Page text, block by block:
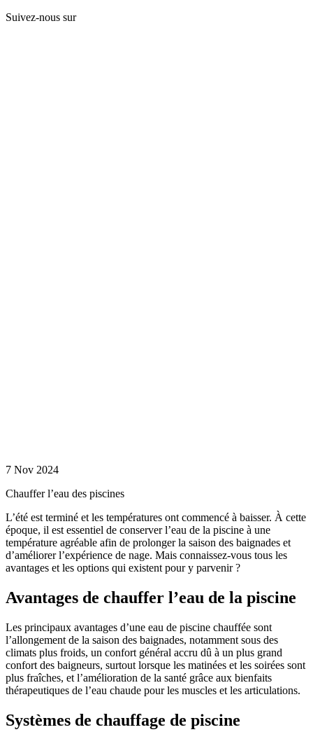
Suivez-nous sur
7 Nov 2024
Chauffer l’eau des piscines
L’été est terminé et les températures ont commencé à baisser. À cette
époque, il est essentiel de conserver l’eau de la piscine à une
température agréable afin de prolonger la saison des baignades et
d’améliorer l’expérience de nage. Mais connaissez-vous tous les
avantages et les options qui existent pour y parvenir ?
Avantages de chauffer l’eau de la piscine
Les principaux avantages d’une eau de piscine chauffée sont
l’allongement de la saison des baignades, notamment sous des
climats plus froids, un confort général accru dû à un plus grand
confort des baigneurs, surtout lorsque les matinées et les soirées sont
plus fraîches, et l’amélioration de la santé grâce aux bienfaits
thérapeutiques de l’eau chaude pour les muscles et les articulations.
Systèmes de chauffage de piscine